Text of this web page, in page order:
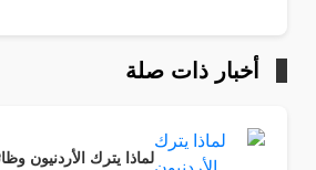
أخبار ذات صلة
لماذا يترك الأردنيون